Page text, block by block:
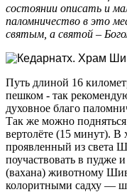
состоянии описать и
паломничество в это
святым, а святой –
Путь длиной 16
пешком - так
духовное благо
Так же можно подняться
вертолёте (15 минут). В
проявленный из света
поучаствовать в пудже
(вахана) животному
колоритными садху —